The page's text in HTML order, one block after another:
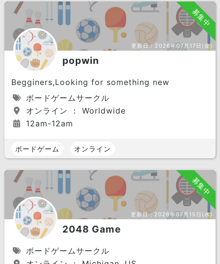
募集中
更新日： 2026年07月17日(金)
popwin
Begginers,Looking for something new
ボードゲームサークル
オンライン ： Worldwide
12am-12am
ボードゲーム オンライン
募集中
更新日： 2026年07月15日(水)
2048 Game
ボードゲームサークル